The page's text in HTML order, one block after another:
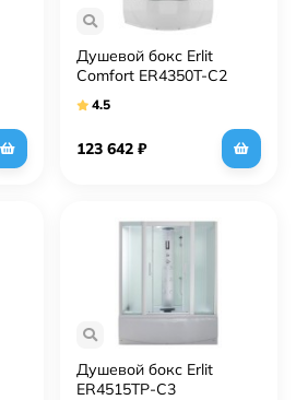
Душевой бокс Erlit
Comfort ER4350T-C2
4.5
123 642 ₽
Душевой бокс Erlit
ER4515TP-C3